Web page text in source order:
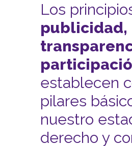
Los
publicidad,
establecen
pilares
nuestro
derecho y